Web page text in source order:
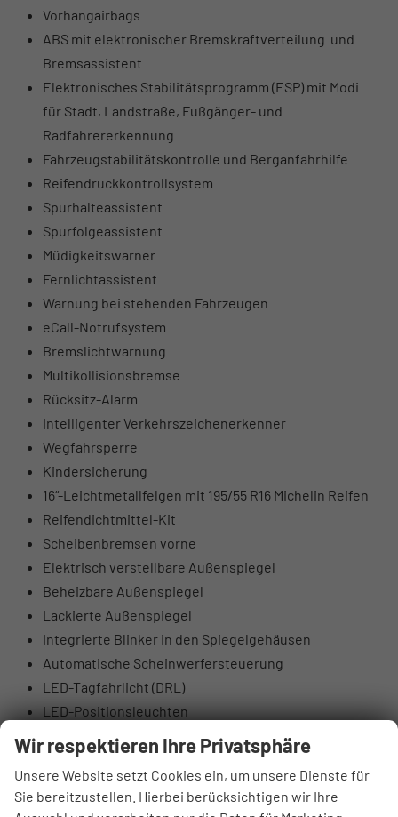
Vorhangairbags
ABS mit elektronischer Bremskraftverteilung und
Bremsassistent
Elektronisches Stabilitätsprogramm (ESP) mit Modi
für Stadt, Landstraße, Fußgänger- und
Radfahrererkennung
Fahrzeugstabilitätskontrolle und Berganfahrhilfe
Reifendruckkontrollsystem
Spurhalteassistent
Spurfolgeassistent
Müdigkeitswarner
Fernlichtassistent
Warnung bei stehenden Fahrzeugen
eCall-Notrufsystem
Bremslichtwarnung
Multikollisionsbremse
Rücksitz-Alarm
Intelligenter Verkehrszeichenerkenner
Wegfahrsperre
Kindersicherung
16“-Leichtmetallfelgen mit 195/55 R16 Michelin Reifen
Reifendichtmittel-Kit
Scheibenbremsen vorne
Elektrisch verstellbare Außenspiegel
Beheizbare Außenspiegel
Lackierte Außenspiegel
Integrierte Blinker in den Spiegelgehäusen
Automatische Scheinwerfersteuerung
LED-Tagfahrlicht (DRL)
LED-Positionsleuchten
Nebelscheinwerfer hinten
Tönung der Scheiben
Beleuchteter Schminkspiegel
Lederlenkrad
Wir respektieren Ihre Privatsphäre
Unsere Website setzt Cookies ein, um unsere Dienste für
Sie bereitzustellen. Hierbei berücksichtigen wir Ihre